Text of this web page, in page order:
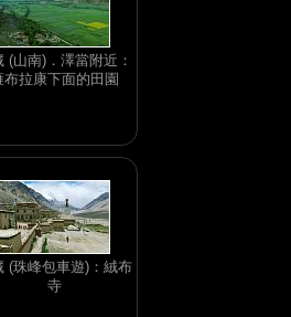
(山南)．澤當附近：
布拉康下面的田園
(珠峰包車遊)：絨布
寺